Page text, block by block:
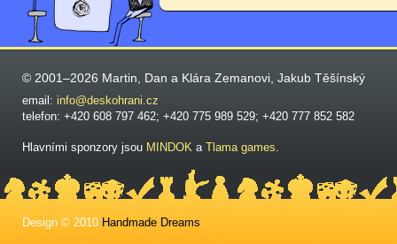
© 2001–2026 Martin, Dan a Klára Zemanovi, Jakub Těšínský
email: info@deskohrani.cz
telefon: +420 608 797 462; +420 775 989 529; +420 777 852 582
Hlavními sponzory jsou MINDOK a Tlama games.
Design © 2010 Handmade Dreams